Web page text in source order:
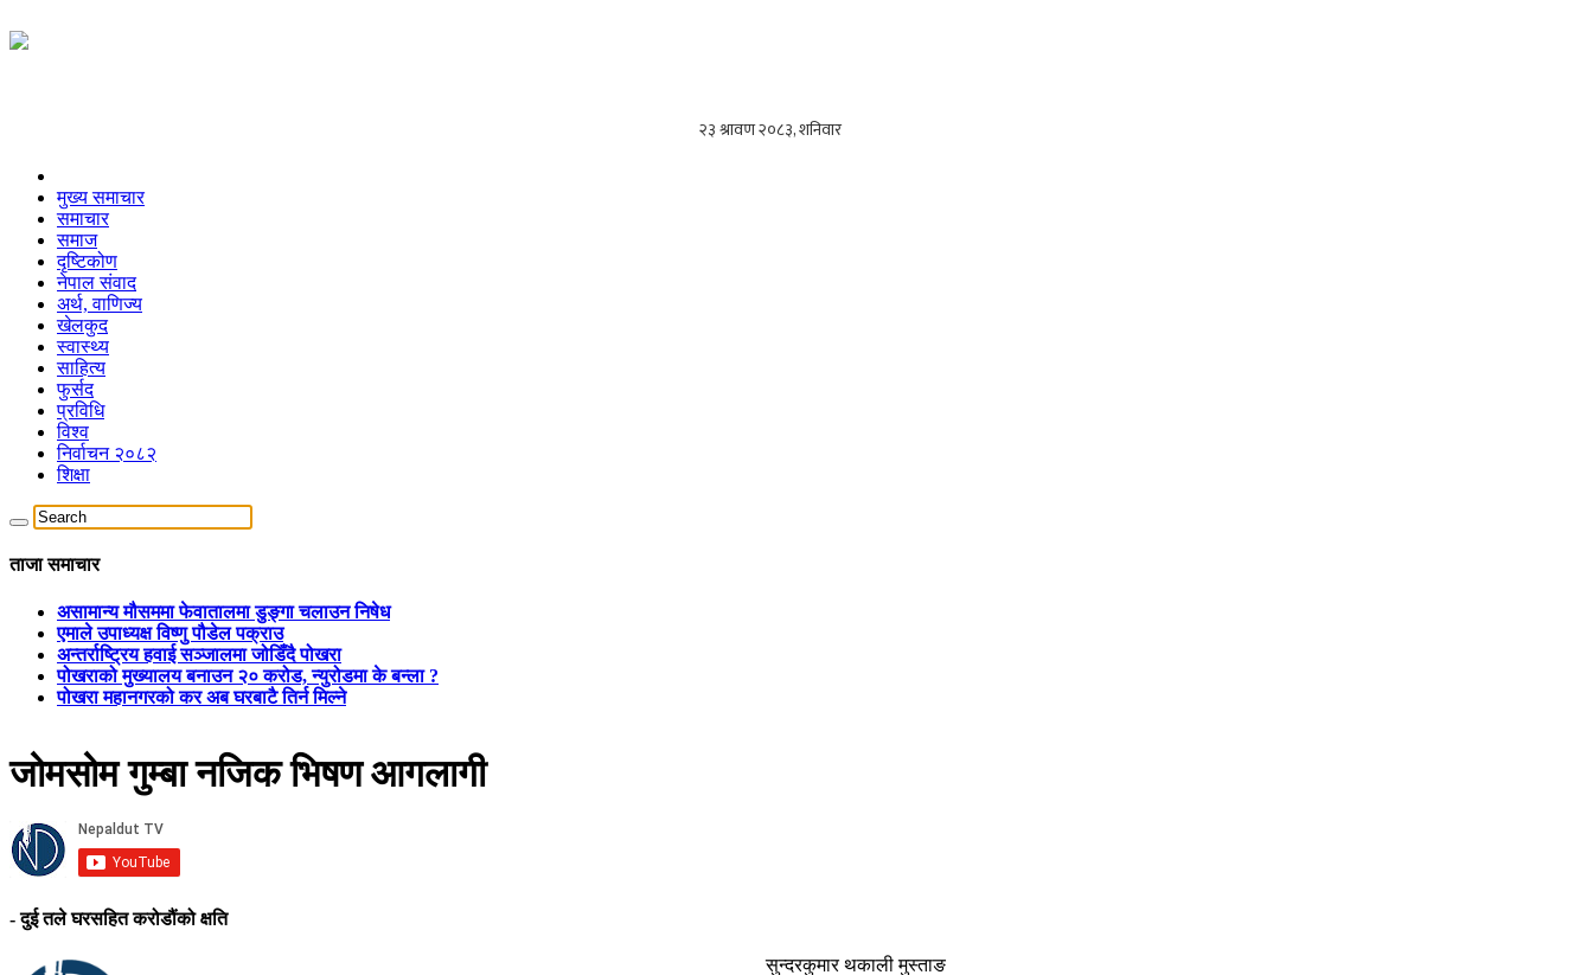
मुख्य समाचार
समाचार
समाज
दृष्टिकोण
नेपाल संवाद
अर्थ, वाणिज्य
खेलकुद
स्वास्थ्य
साहित्य
फुर्सद
प्रविधि
विश्व
निर्वाचन २०८२
शिक्षा
ताजा समाचार
असामान्य मौसममा फेवातालमा डुङ्गा चलाउन निषेध
एमाले उपाध्यक्ष विष्णु पौडेल पक्राउ
अन्तर्राष्ट्रिय हवाई सञ्जालमा जोडिँदै पोखरा
पोखराको मुख्यालय बनाउन २० करोड, न्युरोडमा के बन्ला ?
पोखरा महानगरको कर अब घरबाटै तिर्न मिल्ने
जोमसोम गुम्बा नजिक भिषण आगलागी
- दुई तले घरसहित करोडौंको क्षति
सुन्दरकुमार थकाली मुस्ताङ